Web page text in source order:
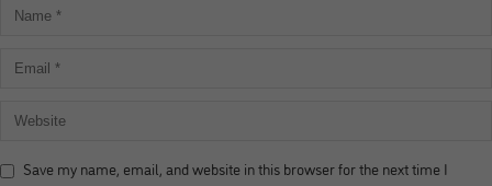
Save my name, email, and website in this browser for the next time I